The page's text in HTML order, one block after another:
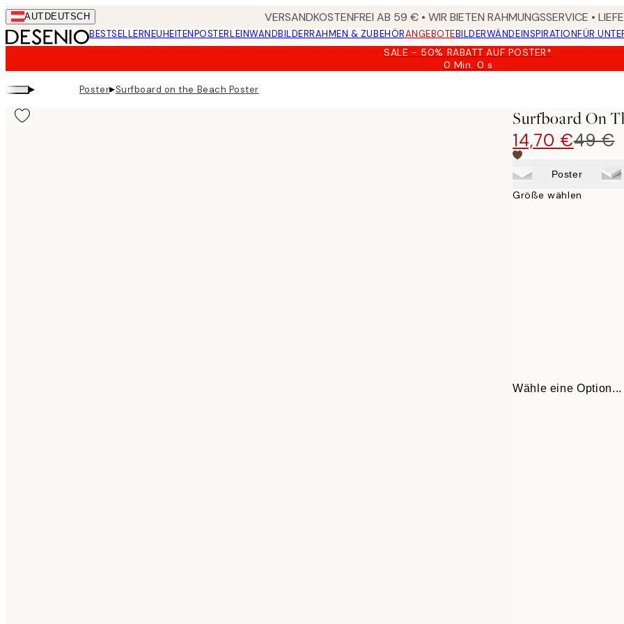
Skip
to
main
AUT DEUTSCH VERSANDKOSTENFREI AB 59 € • WIR BIETEN RAHMUNGSSERVICE •
BESTSELLERNEUHEITENPOSTERLEINWANDBILDERRAHMEN & ZUBEHÖRANGEBOTEBILDERWÄNDEINSPIRATIONFÜR
SALE - 50% RABATT AUF POSTER*
0 Min. 0 s
Gültig
▸ Poster▸Surfboard on the Beach Poster
Surfboard On
14,70 €49 €
Poster
Größe wählen
Wähle eine Option...